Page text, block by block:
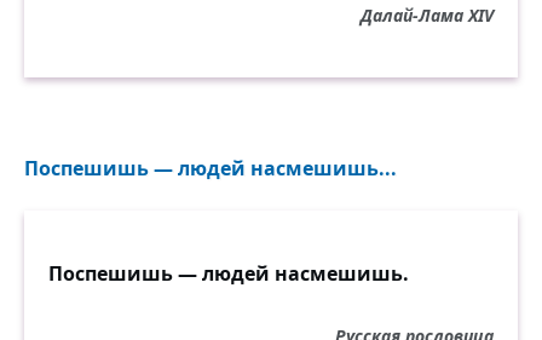
Далай-Лама XIV
Поспешишь — людей насмешишь...
Поспешишь — людей насмешишь.